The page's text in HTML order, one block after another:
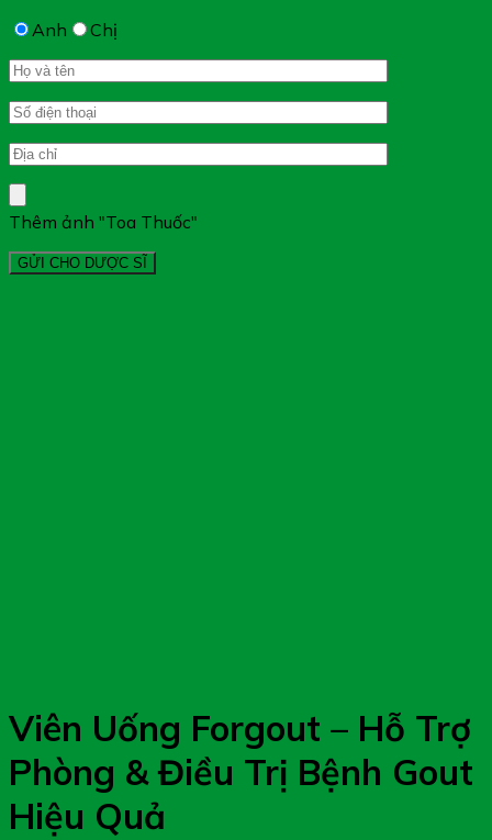
Anh Chị
Thêm ảnh "Toa Thuốc"
Viên Uống Forgout – Hỗ Trợ
Phòng & Điều Trị Bệnh Gout
Hiệu Quả